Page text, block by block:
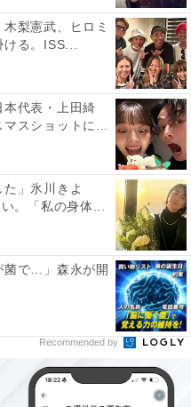
木梨憲武、ヒロミ
ける。ISS...
本代表・上田綺
スショットに...
た」氷川きよ
。「私の身体...
菌で…」森永が開
Recommended by